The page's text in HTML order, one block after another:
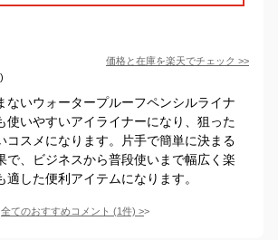
価格と在庫を楽天でチェック >>
ないウォータープルーフペンシルライナ
使いやすいアイライナーになり、狙った
コスメになります。片手で簡単に決まる
で、ビジネスから普段使いまで幅広く楽
適した便利アイテムになります。
全てのおすすめコメント (1件) >